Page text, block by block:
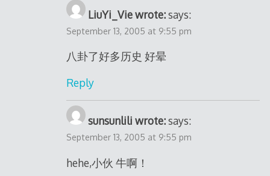
LiuYi_Vie wrote: says:
September 13, 2005 at 9:55 pm
八卦了好多历史 好晕
Reply
sunsunlili wrote: says:
September 13, 2005 at 9:55 pm
hehe,小伙 牛啊！